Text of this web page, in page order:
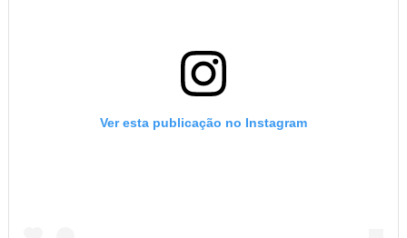
Ver esta publicação no Instagram